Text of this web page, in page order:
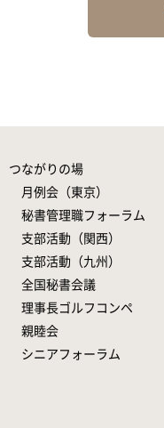
つながりの場
月例会（東京）
秘書管理職フォーラム
支部活動（関西）
支部活動（九州）
全国秘書会議
理事長ゴルフコンペ
親睦会
シニアフォーラム